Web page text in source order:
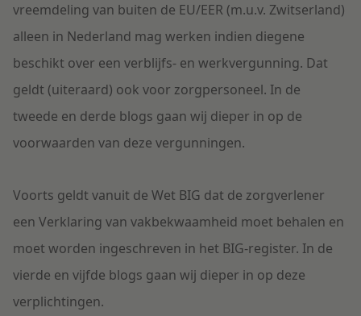
vreemdeling van buiten de EU/EER (m.u.v. Zwitserland)
alleen in Nederland mag werken indien diegene
beschikt over een verblijfs- en werkvergunning. Dat
geldt (uiteraard) ook voor zorgpersoneel. In de
tweede en derde blogs gaan wij dieper in op de
voorwaarden van deze vergunningen.
Voorts geldt vanuit de Wet BIG dat de zorgverlener
een Verklaring van vakbekwaamheid moet behalen en
moet worden ingeschreven in het BIG-register. In de
vierde en vijfde blogs gaan wij dieper in op deze
verplichtingen.